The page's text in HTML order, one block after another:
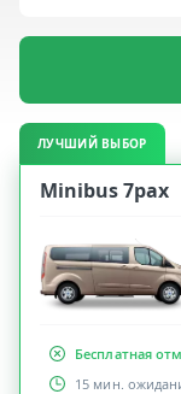
ЛУЧШИЙ ВЫБОР
Minibus 7pax
Бесплатная
15 мин.